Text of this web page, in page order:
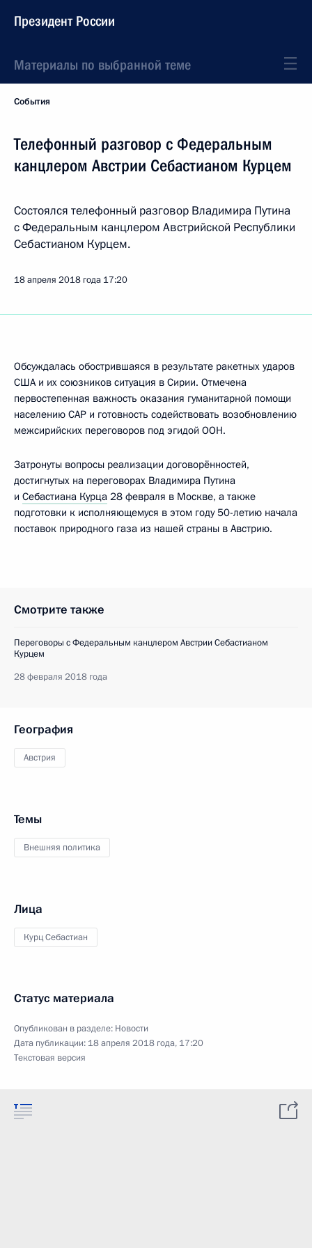
Президент России
Материалы по выбранной теме
События
Телефонный разговор с Федеральным
канцлером Австрии Себастианом Курцем
Состоялся телефонный разговор Владимира Путина
с Федеральным канцлером Австрийской Республики
Себастианом Курцем.
18 апреля 2018 года 17:20
Обсуждалась обострившаяся в результате ракетных ударов
США и их союзников ситуация в Сирии. Отмечена
первостепенная важность оказания гуманитарной помощи
населению САР и готовность содействовать возобновлению
межсирийских переговоров под эгидой ООН.
Затронуты вопросы реализации договорённостей,
достигнутых на переговорах Владимира Путина
и Себастиана Курца 28 февраля в Москве, а также
подготовки к исполняющемуся в этом году 50-летию начала
поставок природного газа из нашей страны в Австрию.
Смотрите также
Переговоры с Федеральным канцлером Австрии Себастианом
Курцем
28 февраля 2018 года
География
Австрия
Темы
Внешняя политика
Лица
Курц Себастиан
Статус материала
Опубликован в разделе: Новости
Дата публикации: 18 апреля 2018 года, 17:20
Текстовая версия